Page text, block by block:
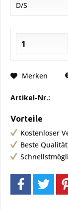
Merken
Artikel-Nr.:
Vorteile
Kostenloser
Beste